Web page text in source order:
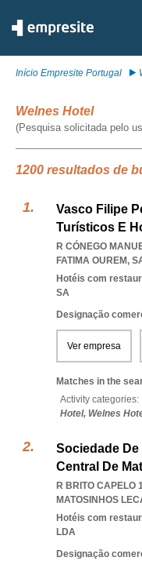
Início Empresite Portugal
Welnes Hotel
(Pesquisa solicitada pelo
1200 resultados de
Vasco Filipe
Turísticos E
R CÓNEGO
FATIMA OUREM,
Hotéis com
SA
Designação
Ver empresa
Matches in the
Activity categories:
Hotel, Welnes
Sociedade
Central De
R BRITO CAPELO
MATOSINHOS
Hotéis com
LDA
Designação